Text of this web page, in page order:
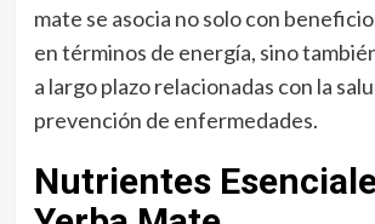
mate se asocia no solo con
en términos de energía, sino
a largo plazo relacionadas con la
prevención de enfermedades.
Nutrientes